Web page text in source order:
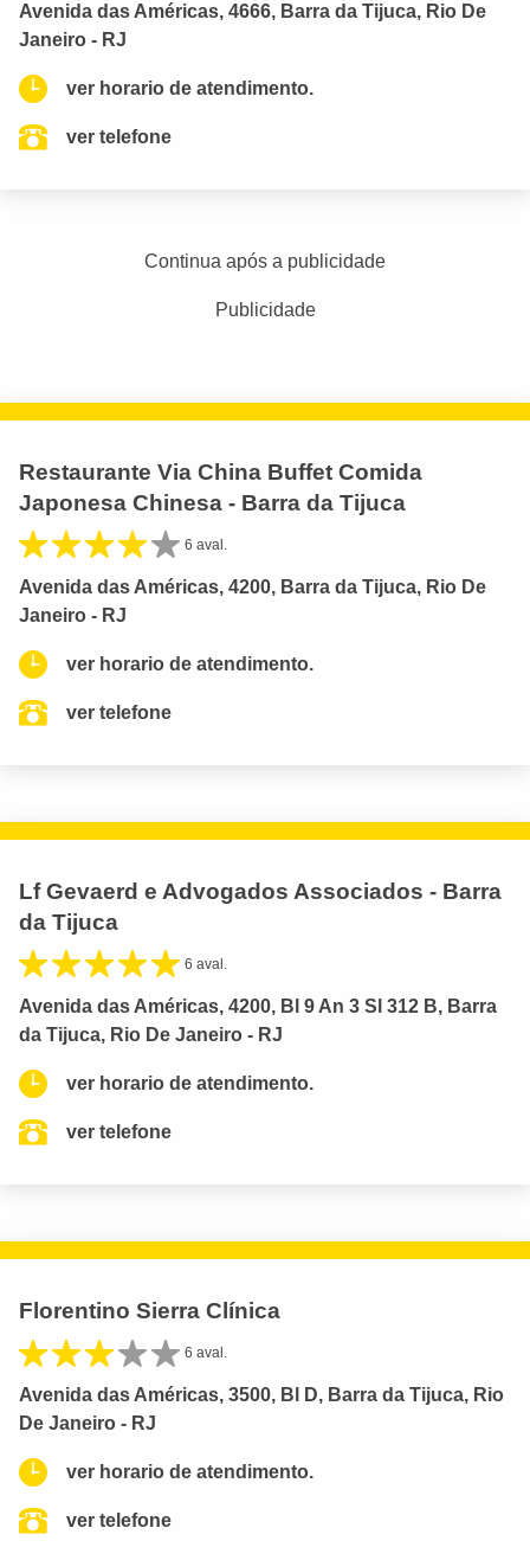
Avenida das Américas, 4666, Barra da Tijuca, Rio De
Janeiro - RJ
ver horario de atendimento.
ver telefone
Continua após a publicidade
Publicidade
Restaurante Via China Buffet Comida
Japonesa Chinesa - Barra da Tijuca
6 aval.
Avenida das Américas, 4200, Barra da Tijuca, Rio De
Janeiro - RJ
ver horario de atendimento.
ver telefone
Lf Gevaerd e Advogados Associados - Barra
da Tijuca
6 aval.
Avenida das Américas, 4200, Bl 9 An 3 Sl 312 B, Barra
da Tijuca, Rio De Janeiro - RJ
ver horario de atendimento.
ver telefone
Florentino Sierra Clínica
6 aval.
Avenida das Américas, 3500, Bl D, Barra da Tijuca, Rio
De Janeiro - RJ
ver horario de atendimento.
ver telefone